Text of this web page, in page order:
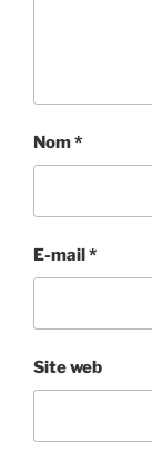
Nom*
E-mail*
Site web